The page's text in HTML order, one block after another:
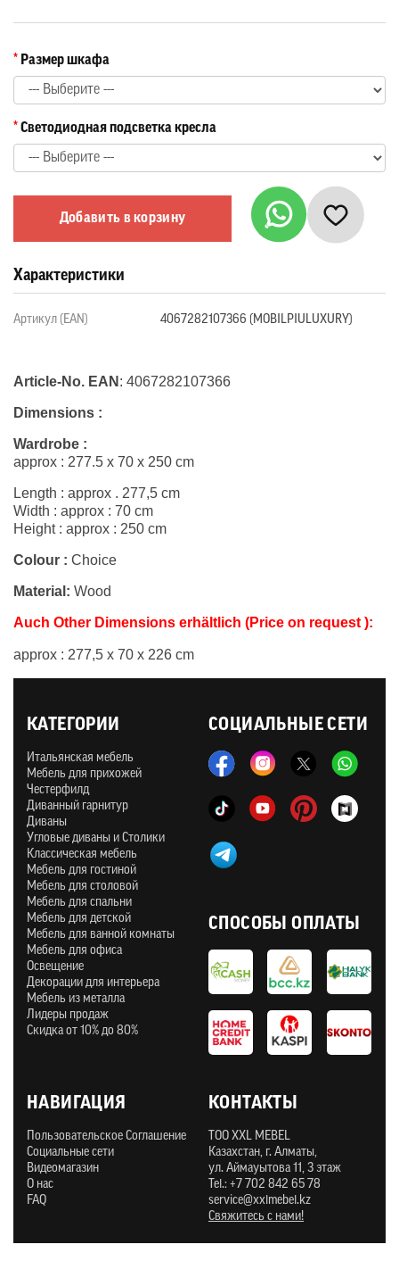
Размер шкафа
Светодиодная подсветка кресла
Добавить в корзину
Характеристики
Артикул (EAN) 4067282107366 (MOBILPIULUXURY)
Article-No. EAN : 4067282107366
Dimensions :
Wardrobe :
approx : 277.5 x 70 x 250 cm
Length : approx . 277,5 cm
Width : approx : 70 cm
Height : approx : 250 cm
Colour : Choice
Material: Wood
Auch Other Dimensions erhältlich (Price on request ):
approx : 277,5 x 70 x 226 cm
СОЦИАЛЬНЫЕ СЕТИ
КАТЕГОРИИ
Итальянская мебель
Мебель для прихожей
Честерфилд
Диванный гарнитур
Диваны
Угловые диваны и Столики
Классическая мебель
Мебель для гостиной
Мебель для столовой
Мебель для спальни
Мебель для детской
Мебель для ванной комнаты
Мебель для офиса
Освещение
Декорации для интерьера
Мебель из металла
Лидеры продаж
Скидка от 10% до 80%
НАВИГАЦИЯ
Пользовательское Соглашение
Социальные сети
Видеомагазин
О нас
FAQ
СПОСОБЫ ОПЛАТЫ
КОНТАКТЫ
ТOO XXL MEBEL
Казахстан, г. Алматы,
ул. Аймауытова 11, 3 этаж
Tel.: +7 702 842 65 78
service@xxlmebel.kz
Свяжитесь с нами!